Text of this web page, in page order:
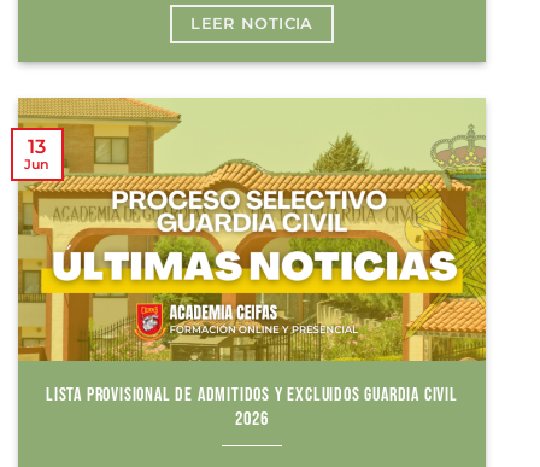
LEER NOTICIA
LISTA PROVISIONAL DE ADMITIDOS Y EXCLUIDOS GUARDIA CIVIL
2026
13
Jun